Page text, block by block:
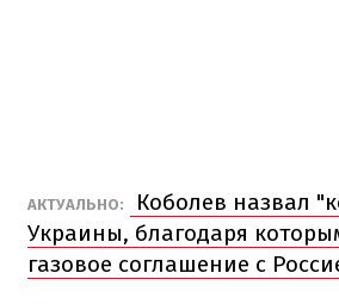
АКТУАЛЬНО:
Коболев назвал
Украины, благодаря
газовое соглашение с